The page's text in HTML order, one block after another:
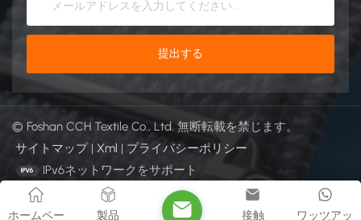
© Foshan CCH Textile Co., Ltd. 無断転載を禁じます。
サイトマップ | Xml | プライバシーポリシー
IPv6ネットワークをサポート
ホームペー 製品 ワッツアッ
接触